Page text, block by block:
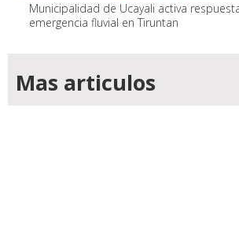
Municipalidad de Ucayali activa
emergencia fluvial en Tiruntan
Mas articulos